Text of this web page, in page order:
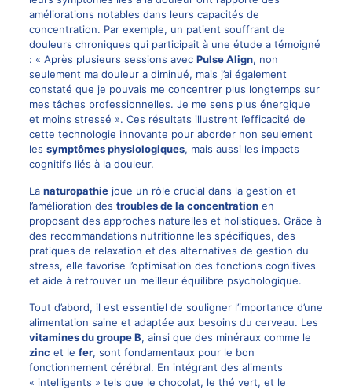
améliorations notables dans leurs capacités de
concentration. Par exemple, un patient souffrant de
douleurs chroniques qui participait à une étude a témoigné
: « Après plusieurs sessions avec Pulse Align, non
seulement ma douleur a diminué, mais j’ai également
constaté que je pouvais me concentrer plus longtemps sur
mes tâches professionnelles. Je me sens plus énergique
et moins stressé ». Ces résultats illustrent l’efficacité de
cette technologie innovante pour aborder non seulement
les symptômes physiologiques, mais aussi les impacts
cognitifs liés à la douleur.
La naturopathiejoue un rôle crucial dans la gestion et
l’amélioration des troubles de la concentrationen
proposant des approches naturelles et holistiques. Grâce à
des recommandations nutritionnelles spécifiques, des
pratiques de relaxation et des alternatives de gestion du
stress, elle favorise l’optimisation des fonctions cognitives
et aide à retrouver un meilleur équilibre psychologique.
Tout d’abord, il est essentiel de souligner l’importance d’une
alimentation saine et adaptée aux besoins du cerveau. Les
vitamines du groupe B, ainsi que des minéraux comme le
zinc et le fer, sont fondamentaux pour le bon
fonctionnement cérébral. En intégrant des aliments
« intelligents » tels que le chocolat, le thé vert, et le